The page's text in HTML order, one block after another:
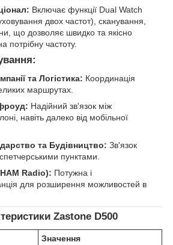
Включає функції Dual Watch
двох частот), сканування,
що дозволяє швидко та якісно
потрібну частоту.
та Логістика: Координація
маршрутах.
Надійний зв'язок між
навіть далеко від мобільної
та Будівництво: Зв'язок
пунктами.
Radio): Потужна і
для розширення можливостей в
Zastone D500
Значення